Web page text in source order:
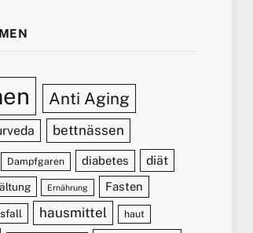
Anti Aging
bettnässen
Dampfgaren diabetes diät
Ernährung Fasten
hausmittel haut